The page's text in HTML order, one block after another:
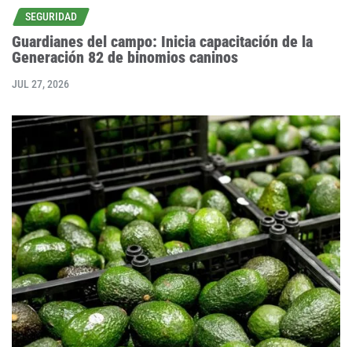
SEGURIDAD
Guardianes del campo: Inicia capacitación de la
Generación 82 de binomios caninos
JUL 27, 2026